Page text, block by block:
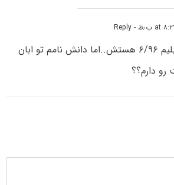
- Reply
من تاریخ فارغ التحصیلیم ۶/۹۶ هستش..اما دانش نامم تو ابان
دارم؟؟